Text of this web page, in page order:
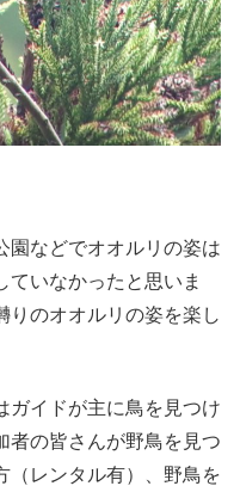
などでオオルリの姿は
ていなかったと思いま
りのオオルリの姿を楽し
ガイドが主に鳥を見つけ
者の皆さんが野鳥を見つ
（レンタル有）、野鳥を